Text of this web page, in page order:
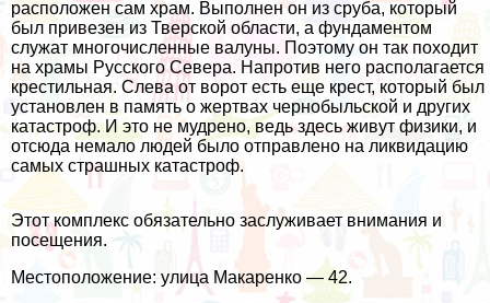
расположен сам храм. Выполнен он из сруба, который
был привезен из Тверской области, а фундаментом
служат многочисленные валуны. Поэтому он так походит
на храмы Русского Севера. Напротив него располагается
крестильная. Слева от ворот есть еще крест, который был
установлен в память о жертвах чернобыльской и других
катастроф. И это не мудрено, ведь здесь живут физики, и
отсюда немало людей было отправлено на ликвидацию
самых страшных катастроф.
Этот комплекс обязательно заслуживает внимания и
посещения.
Местоположение: улица Макаренко — 42.